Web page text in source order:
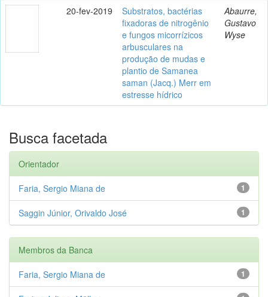
20-fev-2019
Substratos, bactérias
fixadoras de nitrogênio
e fungos micorrízicos
arbusculares na
produção de mudas e
plantio de Samanea
saman (Jacq.) Merr em
estresse hídrico
Abaurre,
Gustavo
Wyse
Busca facetada
Orientador
1
Faria, Sergio Miana de
1
Saggin Júnior, Orivaldo José
Membros da Banca
1
Faria, Sergio Miana de